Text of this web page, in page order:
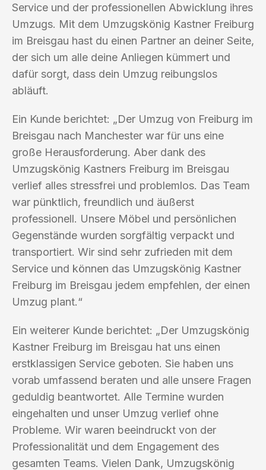
Service und der professionellen Abwicklung ihres
Umzugs. Mit dem Umzugskönig Kastner Freiburg
im Breisgau hast du einen Partner an deiner Seite,
der sich um alle deine Anliegen kümmert und
dafür sorgt, dass dein Umzug reibungslos
abläuft.
Ein Kunde berichtet: „Der Umzug von Freiburg im
Breisgau nach Manchester war für uns eine
große Herausforderung. Aber dank des
Umzugskönig Kastners Freiburg im Breisgau
verlief alles stressfrei und problemlos. Das Team
war pünktlich, freundlich und äußerst
professionell. Unsere Möbel und persönlichen
Gegenstände wurden sorgfältig verpackt und
transportiert. Wir sind sehr zufrieden mit dem
Service und können das Umzugskönig Kastner
Freiburg im Breisgau jedem empfehlen, der einen
Umzug plant.“
Ein weiterer Kunde berichtet: „Der Umzugskönig
Kastner Freiburg im Breisgau hat uns einen
erstklassigen Service geboten. Sie haben uns
vorab umfassend beraten und alle unsere Fragen
geduldig beantwortet. Alle Termine wurden
eingehalten und unser Umzug verlief ohne
Probleme. Wir waren beeindruckt von der
Professionalität und dem Engagement des
gesamten Teams. Vielen Dank, Umzugskönig